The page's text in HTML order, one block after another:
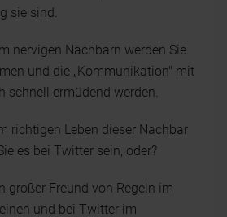
sie sind.
nervigen Nachbarn werden Sie
und die „Kommunikation" mit
schnell ermüdend werden.
richtigen Leben dieser Nachbar
es bei Twitter sein, oder?
großer Freund von Regeln im
und bei Twitter im